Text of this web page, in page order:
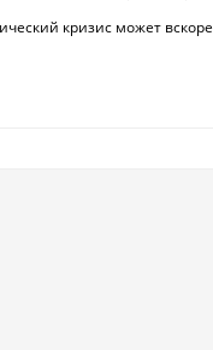
кризис может вскоре